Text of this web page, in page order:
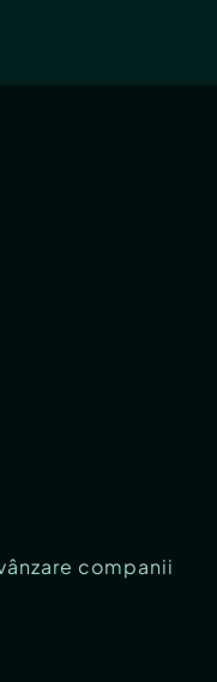
companii